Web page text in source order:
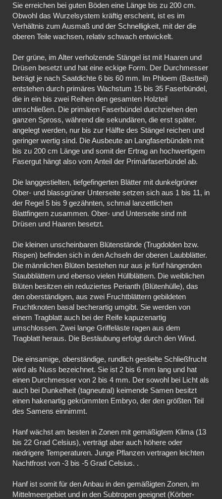
Sie erreichen bei guten Böden eine Länge bis zu 200 cm.
Obwohl das Wurzelsystem kräftig erscheint, ist es im
Verhältnis zum Ausmaß und der Schnelligkeit, mit der die
oberen Teile wachsen, relativ schwach entwickelt.
Der grüne, im Alter verholzende Stängel ist mit Haaren und
Drüsen besetzt und hat eine eckige Form. Der Durchmesser
beträgt je nach Saatdichte 6 bis 60 mm. Im Phloem (Bastteil)
entstehen durch primäres Wachstum 15 bis 35 Faserbündel,
die in ein bis zwei Reihen den gesamten Holzteil
umschließen. Die primären Faserbündel durchziehen den
ganzen Spross, während die sekundären, die erst später.
angelegt werden, nur bis zur Hälfte des Stängel reichen und
geringer wertig sind. Die Ausbeute an Langfaserbündeln mit
bis zu 200 cm Länge und somit der Ertrag an hochwertigem
Fasergut hängt also vom Anteil der Primärfaserbündel ab.
Die langgestielten, tiefgefingerten Blätter mit dunkelgrüner
Ober- und blassgrüner Unterseite setzen sich aus 1 bis 11, in
der Regel 5 bis 9 gezähnten, schmal lanzettlichen
Blattfingern zusammen. Ober- und Unterseite sind mit
Drüsen und Haaren besetzt.
Die kleinen unscheinbaren Blütenstände (Trugdolden bzw.
Rispen) befinden sich in den Achseln der oberen Laubblätter.
Die männlichen Blüten bestehen nur aus je fünf hängenden
Staubblättern und ebenso vielen Hüllblättern. Die weiblichen
Blüten besitzen ein reduziertes Perianth (Blütenhülle), das
den oberständigen, aus zwei Fruchtblättern gebildeten
Fruchtknoten basal becherartig umgibt. Sie werden von
einem Tragblatt auch bei der Reife kapuzenartig
umschlossen. Zwei lange Griffeläste ragen aus dem
Tragblatt heraus. Die Bestäubung erfolgt durch den Wind.
Die einsamige, oberständige, rundlich gestielte Schließfrucht
wird als Nuss bezeichnet. Sie ist 2 bis 6 mm lang und hat
einen Durchmesser von 2 bis 4 mm. Der sowohl bei Licht als
auch bei Dunkelheit (tagneutral) keimende Samen besitzt
einen hakenartig gekrümmten Embryo, der den größten Teil
des Samens einnimmt.
Hanf wächst am besten in Zonen mit gemäßigtem Klima (13
bis 22 Grad Celsius), verträgt aber auch höhere oder
niedrigere Temperaturen. Junge Pflanzen vertragen leichten
Nachtfrost von -3 bis -5 Grad Celsius. .
Hanf ist somit für den Anbau in den gemäßigten Zonen, im
Mittelmeergebiet und in den Subtropen geeignet (Körber-